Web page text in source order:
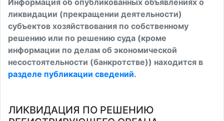
Информация об опубликованных объявлениях о
ликвидации (прекращении деятельности)
субъектов хозяйствования по собственному
решению или по решению суда (кроме
информации по делам об экономической
несостоятельности (банкротстве)) находится в
разделе публикации сведений.
ЛИКВИДАЦИЯ ПО РЕШЕНИЮ